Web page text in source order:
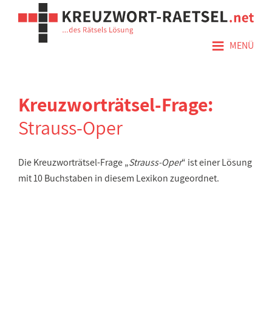
≡ MENÜ
Kreuzworträtsel-Frage:
Strauss-Oper
Die Kreuzworträtsel-Frage „Strauss-Oper“ ist einer Lösung
mit 10 Buchstaben in diesem Lexikon zugeordnet.